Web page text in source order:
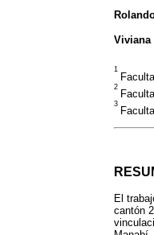
Viviana
1
2
3
El
cantón